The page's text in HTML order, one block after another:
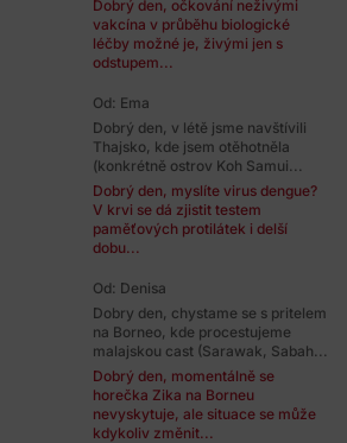
Dobrý den, očkování neživými
vakcína v průběhu biologické
léčby možné je, živými jen s
odstupem...
Od: Ema
Dobrý den, v létě jsme navštívili
Thajsko, kde jsem otěhotněla
(konkrétně ostrov Koh Samui...
Dobrý den, myslíte virus dengue?
V krvi se dá zjistit testem
paměťových protilátek i delší
dobu...
Od: Denisa
Dobry den, chystame se s pritelem
na Borneo, kde procestujeme
malajskou cast (Sarawak, Sabah...
Dobrý den, momentálně se
horečka Zika na Borneu
nevyskytuje, ale situace se může
kdykoliv změnit...